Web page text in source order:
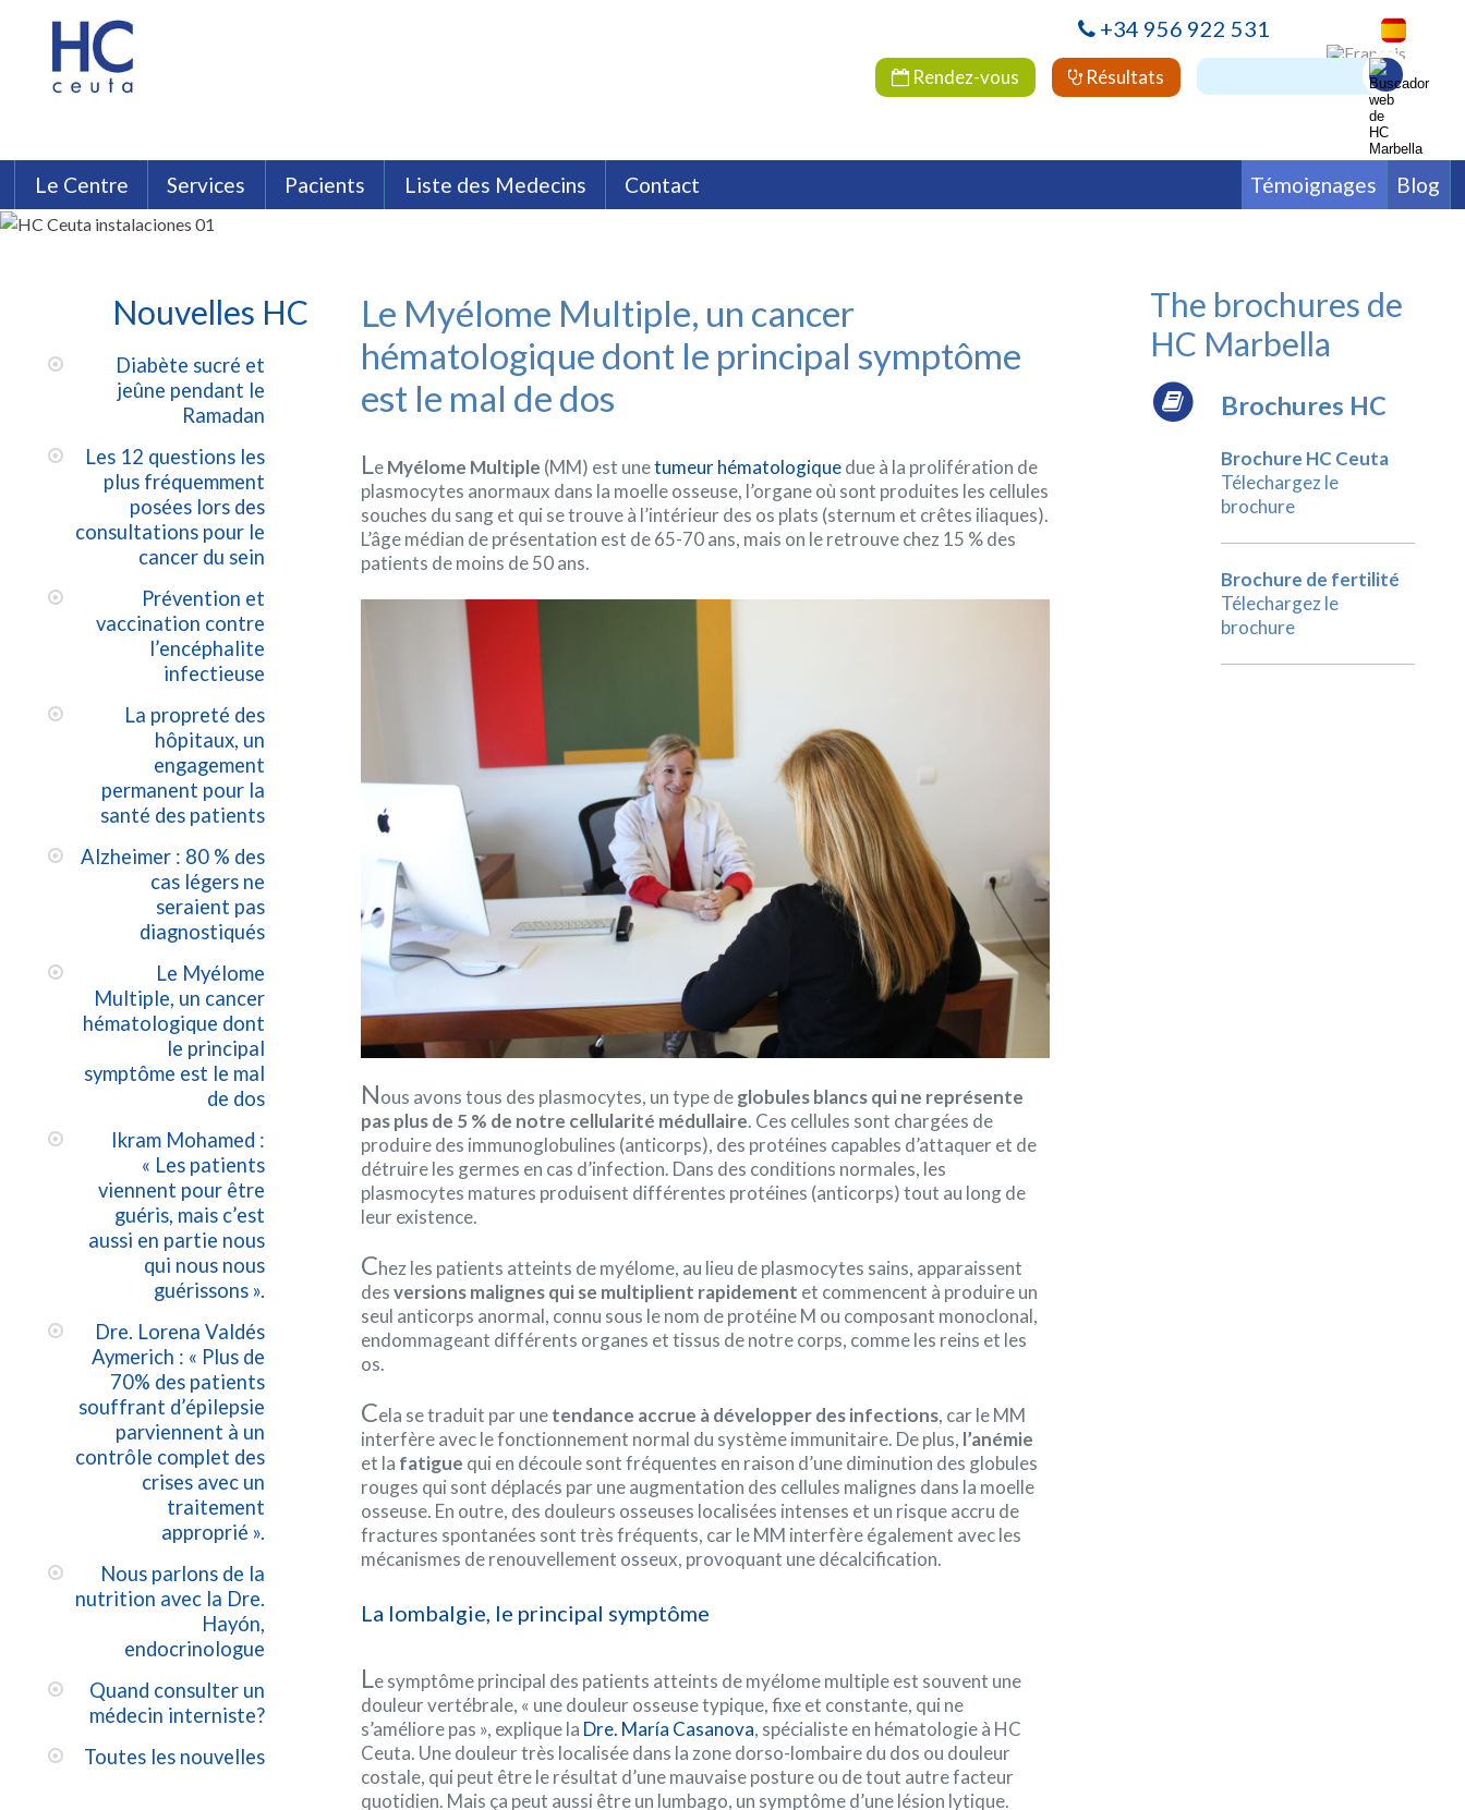
+34 956 922 531
Résultats
Rendez-vous
Le Centre Services Pacients Liste des Medecins Contact Blog
Témoignages
Nouvelles HC
Diabète sucré et
jeûne pendant le
Ramadan
Les 12 questions les
plus fréquemment
posées lors des
consultations pour le
cancer du sein
Prévention et
vaccination contre
l’encéphalite
infectieuse
La propreté des
hôpitaux, un
engagement
permanent pour la
santé des patients
Alzheimer : 80 % des
cas légers ne
seraient pas
diagnostiqués
Le Myélome
Multiple, un cancer
hématologique dont
le principal
symptôme est le mal
de dos
Ikram Mohamed :
« Les patients
viennent pour être
guéris, mais c’est
aussi en partie nous
qui nous nous
guérissons ».
Dre. Lorena Valdés
Aymerich : « Plus de
70% des patients
souffrant d’épilepsie
parviennent à un
contrôle complet des
crises avec un
traitement
approprié ».
Nous parlons de la
nutrition avec la Dre.
Hayón,
endocrinologue
Quand consulter un
médecin interniste?
Toutes les nouvelles
Le Myélome Multiple, un cancer
hématologique dont le principal symptôme
est le mal de dos
LeMyélome Multiple (MM) est unetumeur hématologiquedue à la prolifération de
plasmocytes anormaux dans la moelle osseuse, l’organe où sont produites les cellules
souches du sang et qui se trouve à l’intérieur des os plats (sternum et crêtes iliaques).
L’âge médian de présentation est de 65-70 ans, mais on le retrouve chez 15 % des
patients de moins de 50 ans.
Nous avons tous des plasmocytes, un type deglobules blancs qui ne représente
pas plus de 5 % de notre cellularité médullaire. Ces cellules sont chargées de
produire des immunoglobulines (anticorps), des protéines capables d’attaquer et de
détruire les germes en cas d’infection. Dans des conditions normales, les
plasmocytes matures produisent différentes protéines (anticorps) tout au long de
leur existence.
Chez les patients atteints de myélome, au lieu de plasmocytes sains, apparaissent
desversions malignes qui se multiplient rapidement et commencent à produire un
seul anticorps anormal, connu sous le nom de protéine M ou composant monoclonal,
endommageant différents organes et tissus de notre corps, comme les reins et les
os.
Cela se traduit par unetendance accrue à développer des infections, car le MM
interfère avec le fonctionnement normal du système immunitaire. De plus, l’anémie
et la fatigue qui en découle sont fréquentes en raison d’une diminution des globules
rouges qui sont déplacés par une augmentation des cellules malignes dans la moelle
osseuse. En outre, des douleurs osseuses localisées intenses et un risque accru de
fractures spontanées sont très fréquents, car le MM interfère également avec les
mécanismes de renouvellement osseux, provoquant une décalcification.
La lombalgie, le principal symptôme
Le symptôme principal des patients atteints de myélome multiple est souvent une
douleur vertébrale, « une douleur osseuse typique, fixe et constante, qui ne
s’améliore pas », explique la Dre. María Casanova, spécialiste en hématologie à HC
Ceuta. Une douleur très localisée dans la zone dorso-lombaire du dos ou douleur
costale, qui peut être le résultat d’une mauvaise posture ou de tout autre facteur
quotidien. Mais ça peut aussi être un lumbago, un symptôme d’une lésion lytique.
The brochures de
HC Marbella
Brochures HC
Brochure HC Ceuta
Télechargez le
brochure
Brochure de fertilité
Télechargez le
brochure